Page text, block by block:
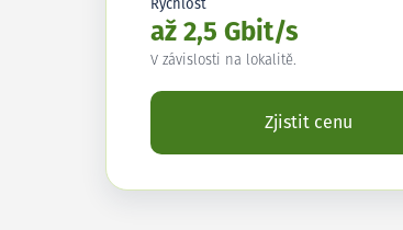
Rychlost
až 2,5 Gbit/s
V závislosti na lokalitě.
Zjistit cenu